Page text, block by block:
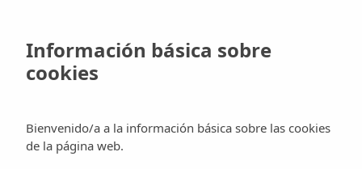
content
Agroturismo Habitaciones
La Finca
Nuestra historia
+34 971 334 924
Las casas
Información básica sobre
cookies
Bienvenido/a a la información básica sobre las cookies
de la página web.